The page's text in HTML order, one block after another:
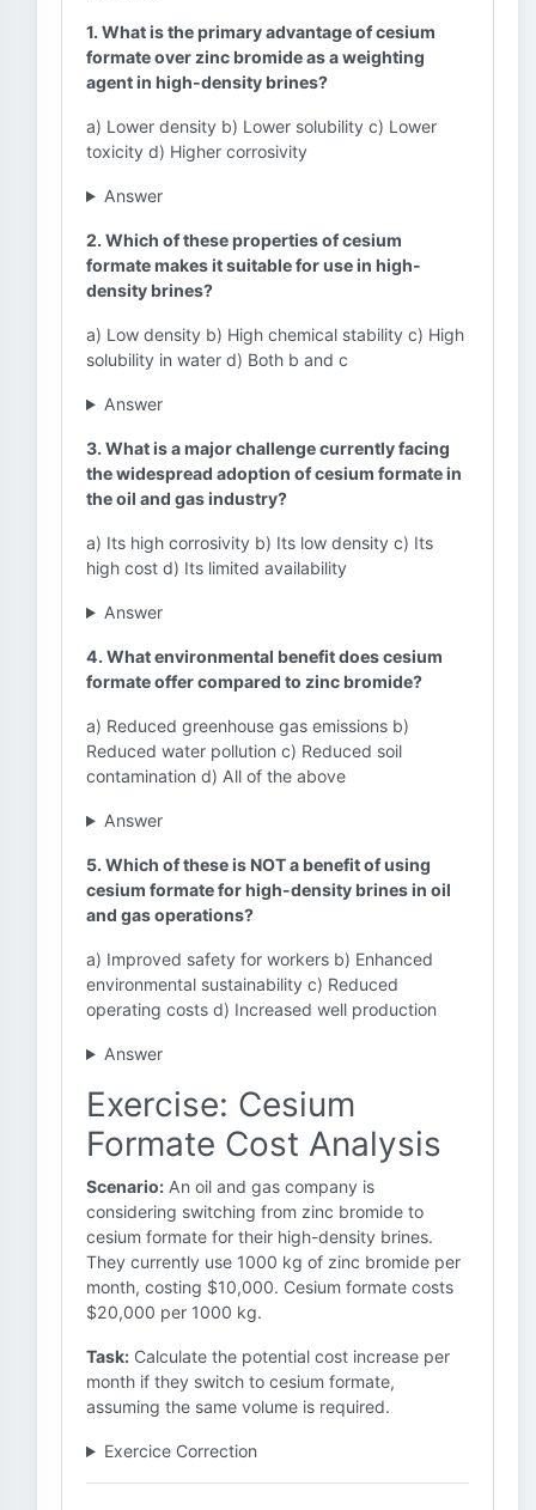
1. What is the primary advantage of cesium
formate over zinc bromide as a weighting
agent in high-density brines?
a) Lower density b) Lower solubility c) Lower
toxicity d) Higher corrosivity
Answer
2. Which of these properties of cesium
formate makes it suitable for use in high-
density brines?
a) Low density b) High chemical stability c) High
solubility in water d) Both b and c
Answer
3. What is a major challenge currently facing
the widespread adoption of cesium formate in
the oil and gas industry?
a) Its high corrosivity b) Its low density c) Its
high cost d) Its limited availability
Answer
4. What environmental benefit does cesium
formate offer compared to zinc bromide?
a) Reduced greenhouse gas emissions b)
Reduced water pollution c) Reduced soil
contamination d) All of the above
Answer
5. Which of these is NOT a benefit of using
cesium formate for high-density brines in oil
and gas operations?
a) Improved safety for workers b) Enhanced
environmental sustainability c) Reduced
operating costs d) Increased well production
Answer
Exercise: Cesium
Formate Cost Analysis
Scenario: An oil and gas company is
considering switching from zinc bromide to
cesium formate for their high-density brines.
They currently use 1000 kg of zinc bromide per
month, costing $10,000. Cesium formate costs
$20,000 per 1000 kg.
Task: Calculate the potential cost increase per
month if they switch to cesium formate,
assuming the same volume is required.
Exercice Correction